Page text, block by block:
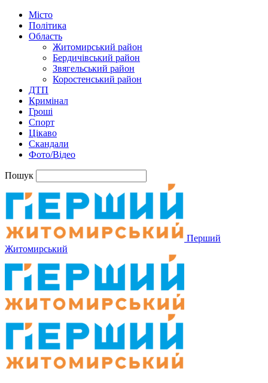
Місто
Політика
Область
Житомирський район
Бердичівський район
Звягельський район
Коростенський район
ДТП
Кримінал
Гроші
Спорт
Цікаво
Скандали
Фото/Відео
Пошук
Перший
Житомирський